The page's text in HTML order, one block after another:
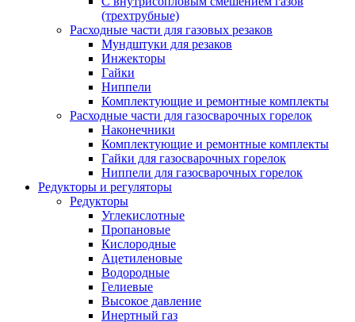
(трехтрубные)
Расходные части для газовых резаков
Мундштуки для резаков
Инжекторы
Гайки
Ниппели
Комплектующие и ремонтные комплекты
Расходные части для газосварочных горелок
Наконечники
Комплектующие и ремонтные комплекты
Гайки для газосварочных горелок
Ниппели для газосварочных горелок
Редукторы и регуляторы
Редукторы
Углекислотные
Пропановые
Кислородные
Ацетиленовые
Водородные
Гелиевые
Высокое давление
Инертный газ